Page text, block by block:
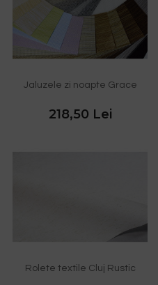
Jaluzele zi noapte Grace
218,50 Lei
Rolete textile Cluj Rustic